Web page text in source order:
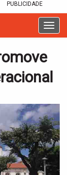
PUBLICIDADE
T
o
e
v
i
g
a
t
o